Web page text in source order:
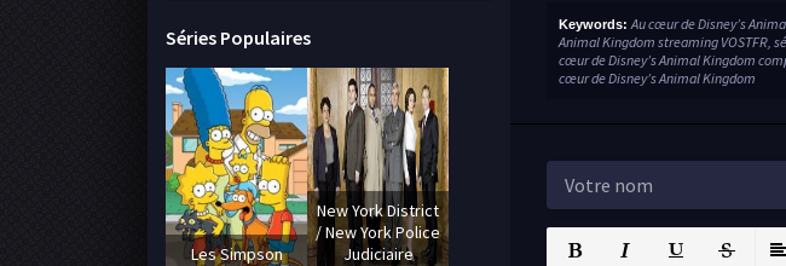
Keywords: Au cœur de Disney’s
Animal Kingdom streaming VOSTFR,
cœur de Disney’s Animal Kingdom
cœur de Disney’s Animal Kingdom
Séries Populaires
Les Simpson
New York District
/ New York Police
Judiciaire